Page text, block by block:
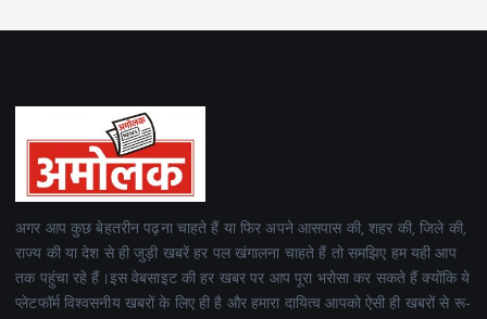
अगर आप कुछ बेहतरीन पढ़ना चाहते हैं या फिर अपने आसपास की, शहर की, जिले की,
राज्य की या देश से ही जुड़ी खबरें हर पल खंगालना चाहते हैं तो समझिए हम यही आप
तक पहुंचा रहे हैं।इस वेबसाइट की हर खबर पर आप पूरा भरोसा कर सकते हैं क्योंकि ये
प्लेटफॉर्म विश्वसनीय खबरों के लिए ही है और हमारा दायित्व आपको ऐसी ही खबरों से रू-